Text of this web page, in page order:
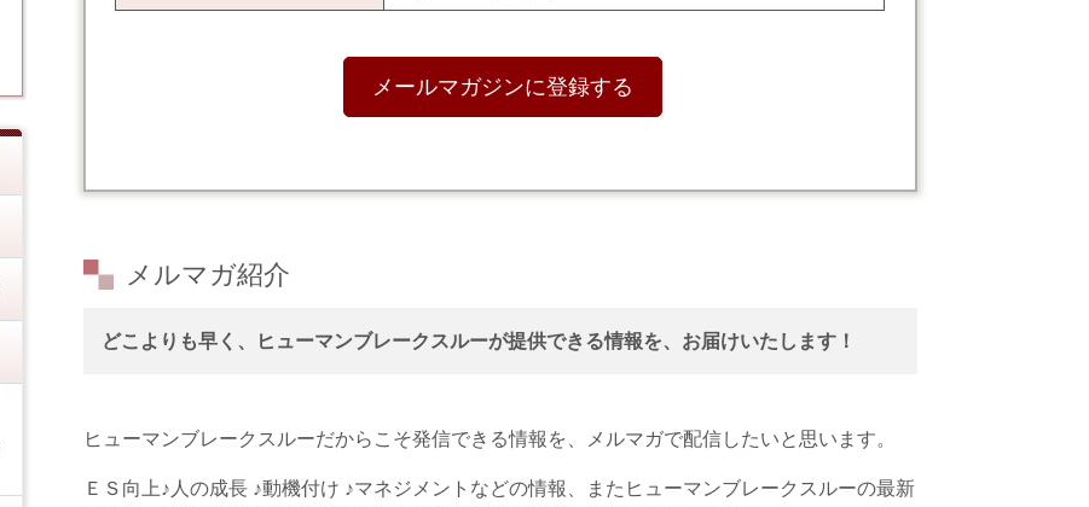
メルマガ紹介
どこよりも早く、ヒューマンブレークスルーが提供できる情報を、お届けいたします！
ヒューマンブレークスルーだからこそ発信できる情報を、メルマガで配信したいと思います。
ＥＳ向上♪人の成長 ♪動機付け ♪マネジメントなどの情報、またヒューマンブレークスルーの最新